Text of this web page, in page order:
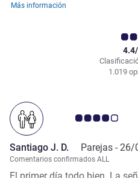
Más información
1.019
Nota de clientes
Santiago J. D. Parejas - 26/
Comentarios confirmados ALL